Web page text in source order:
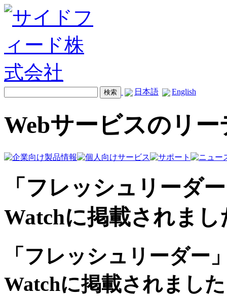
日本語 English
Webサービスのリ
「フレッシュリーダ
Watchに掲載されまし
「フレッシュリーダー
Watchに掲載されました